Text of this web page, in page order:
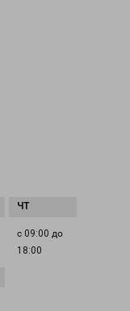
с 09:00 до
18:00